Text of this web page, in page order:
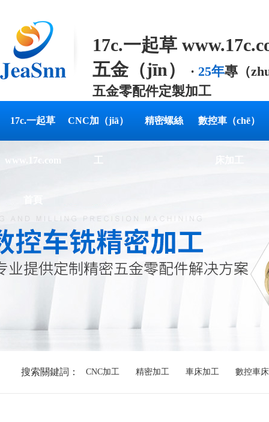
17c.一起草
五金（jīn）
· 25年專（
五金零配件定製加工
解決方案
17c.一起草
www.17c.com
CNC加（jiā） 精密螺絲 數控車（chē）
搜索關鍵詞： CNC加工 精密加工 車床加工 數控車